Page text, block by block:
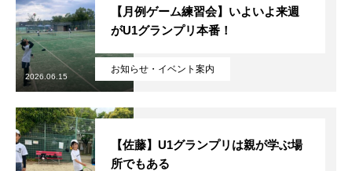
お知らせ・イベント案内
【月例ゲーム練習会】いよいよ来週
がU1グランプリ本番！
2026.06.15
【佐藤】U1グランプリは親が学ぶ場
所でもある